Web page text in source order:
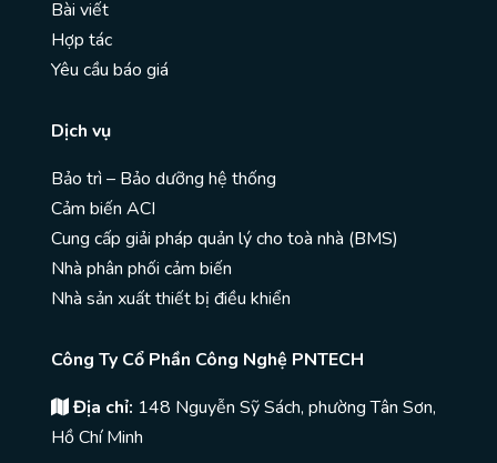
Bài viết
Hợp tác
Yêu cầu báo giá
Dịch vụ
Bảo trì – Bảo dưỡng hệ thống
Cảm biến ACI
Cung cấp giải pháp quản lý cho toà nhà (BMS)
Nhà phân phối cảm biến
Nhà sản xuất thiết bị điều khiển
Công Ty Cổ Phần Công Nghệ PNTECH
Địa chỉ: 148 Nguyễn Sỹ Sách, phường Tân Sơn,
Hồ Chí Minh